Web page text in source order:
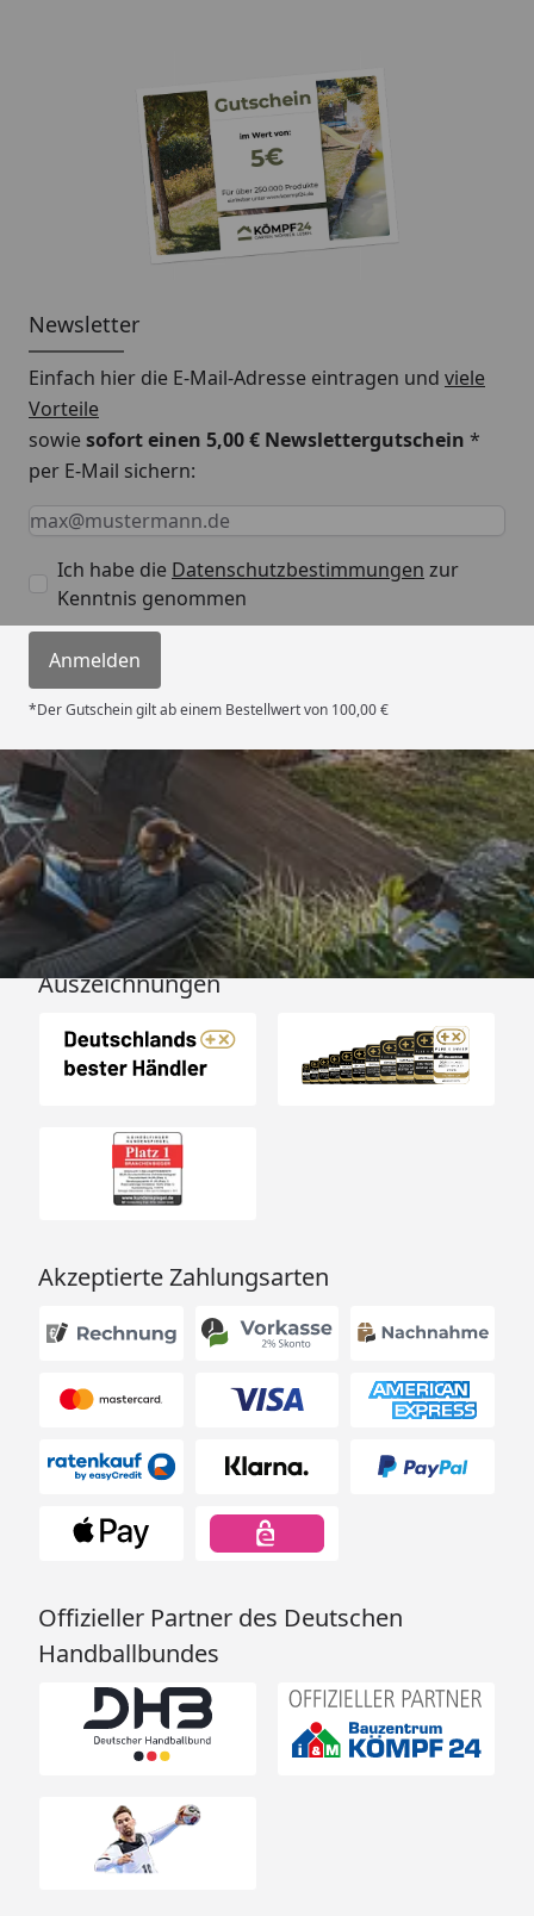
Newsletter
Einfach hier die E-Mail-Adresse eintragen und viele
Vorteile
sowiesofort einen 5,00 € Newslettergutschein *
per E-Mail sichern:
Keine Eingabe erforderlich
Eingabe erforderlich
E-Mail *
Ich habe die Datenschutzbestimmungen zur
Kenntnis genommen
Anmelden
*Der Gutschein gilt ab einem Bestellwert von 100,00 €
Versand
Auszeichnungen
Akzeptierte Zahlungsarten
Offizieller Partner des Deutschen
Handballbundes